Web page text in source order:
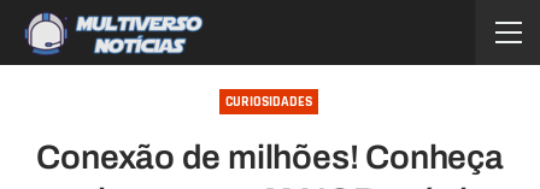
CURIOSIDADES
Conexão de milhões! Conheça